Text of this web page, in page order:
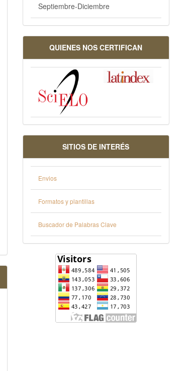
Septiembre-Diciembre
QUIENES NOS CERTIFICAN
SITIOS DE INTERÉS
Envios
Formatos y plantillas
Buscador de Palabras Clave